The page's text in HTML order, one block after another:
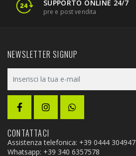
SUPPORTO ONLINE 24/7
pre e post vendita
NEWSLETTER SIGNUP
CONTATTACI
Assistenza telefonica: +39 0444 304947
Whatsapp: +39 340 6357578